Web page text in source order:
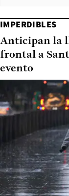
IMPERDIBLES
Anticipan la
frontal a
evento